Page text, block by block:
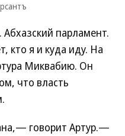
парламент.
кто я и куда иду. На
Миквабию. Он
что власть
говорит Артур.—